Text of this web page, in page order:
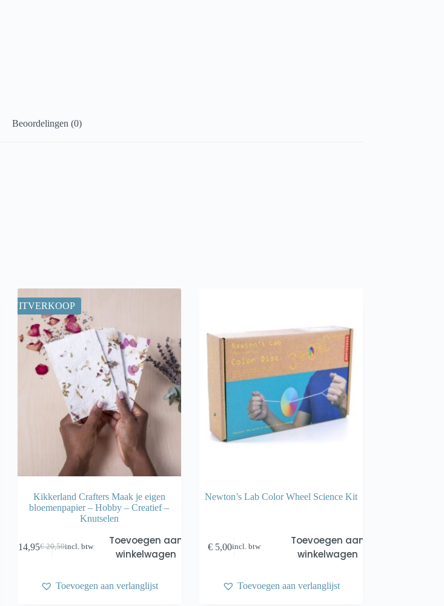
Beoordelingen (0)
UITVERKOOP
Kikkerland Crafters Maak je eigen
bloemenpapier – Hobby – Creatief –
Knutselen
€20,50
Oorspronkelijke
€ 20,50.
14,95Huidige
€ 14,95.
incl. btw
Toevoegen aan
winkelwagen
Toevoegen aan verlanglijst
Newton’s Lab Color Wheel Science Kit
€5,00incl. btw
Toevoegen aan
winkelwagen
Toevoegen aan verlanglijst